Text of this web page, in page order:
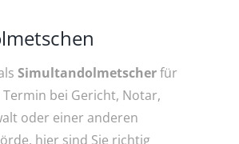
Simultandolmetscherfür
Termin bei Gericht, Notar,
oder einer anderen
hier sind Sie richtig